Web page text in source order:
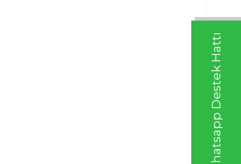
Whatsapp Destek Hattı